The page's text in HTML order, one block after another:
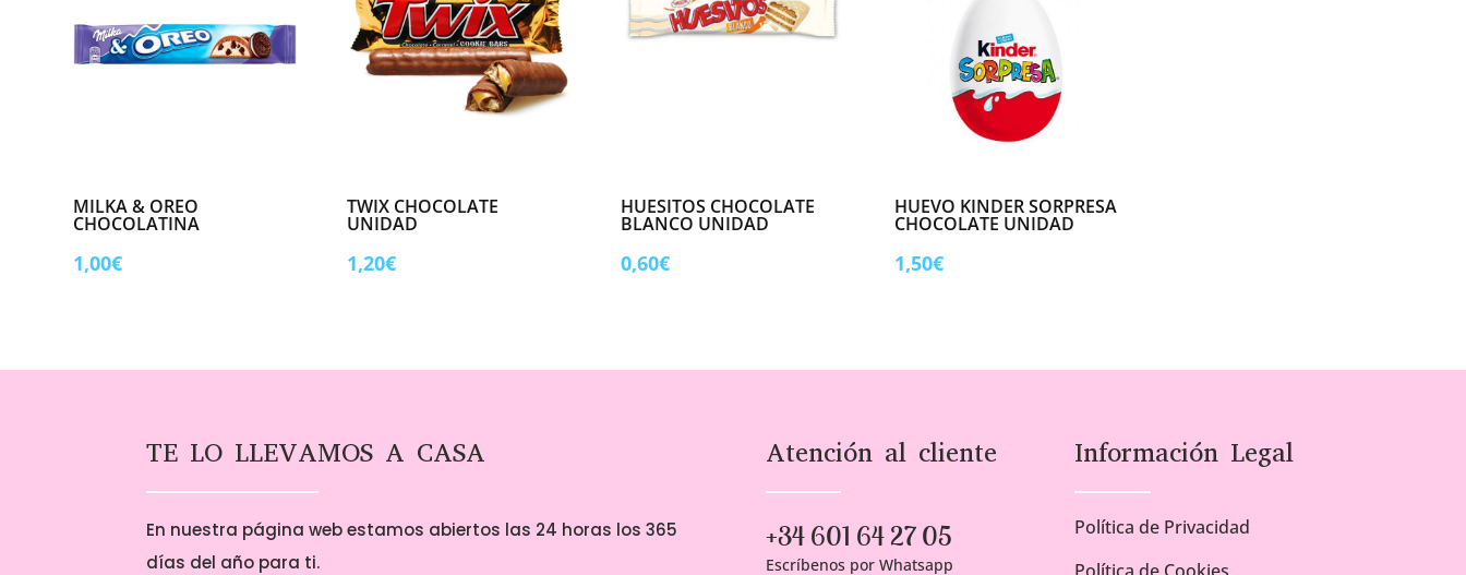
MILKA & OREO
CHOCOLATINA
1,00€
TWIX CHOCOLATE
UNIDAD
1,20€
HUESITOS CHOCOLATE
BLANCO UNIDAD
0,60€
HUEVO KINDER SORPRESA
CHOCOLATE UNIDAD
1,50€
TE LO LLEVAMOS A CASA
En nuestra página web estamos abiertos las 24 horas los 365
días del año para ti.
Atención al cliente
+34 601 64 27 05
Escríbenos por Whatsapp
Información Legal
Política de Privacidad